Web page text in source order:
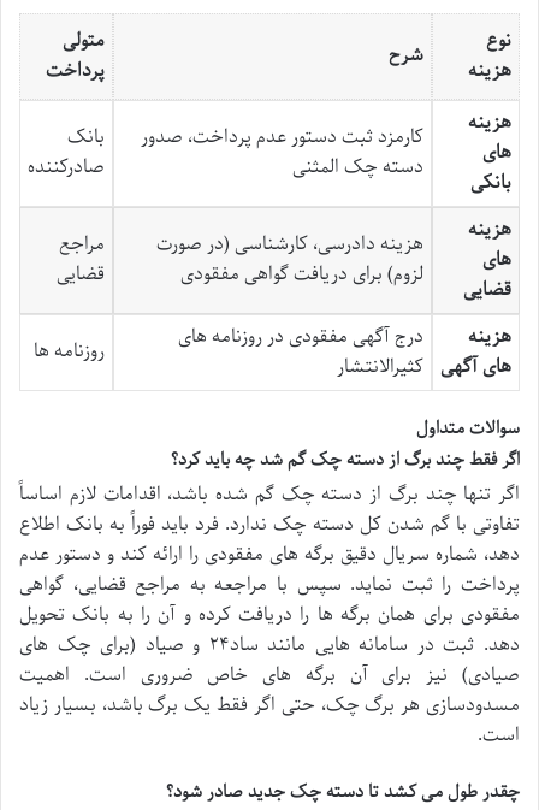
نوع
هزینه
شرح
متولی
پرداخت
هزینه
های
بانکی
کارمزد ثبت دستور عدم پرداخت، صدور
دسته چک المثنی
بانک
صادرکننده
هزینه
های
قضایی
هزینه دادرسی، کارشناسی (در صورت
لزوم) برای دریافت گواهی مفقودی
مراجع
قضایی
هزینه
های آگهی
درج آگهی مفقودی در روزنامه های
کثیرالانتشار
روزنامه ها
سوالات متداول
اگر فقط چند برگ از دسته چک گم شد چه باید کرد؟
اگر تنها چند برگ از دسته چک گم شده باشد، اقدامات لازم اساساً
تفاوتی با گم شدن کل دسته چک ندارد. فرد باید فوراً به بانک اطلاع
دهد، شماره سریال دقیق برگه های مفقودی را ارائه کند و دستور عدم
پرداخت را ثبت نماید. سپس با مراجعه به مراجع قضایی، گواهی
مفقودی برای همان برگه ها را دریافت کرده و آن را به بانک تحویل
دهد. ثبت در سامانه هایی مانند ساد۲۴ و صیاد (برای چک های
صیادی) نیز برای آن برگه های خاص ضروری است. اهمیت
مسدودسازی هر برگ چک، حتی اگر فقط یک برگ باشد، بسیار زیاد
است.
چقدر طول می کشد تا دسته چک جدید صادر شود؟